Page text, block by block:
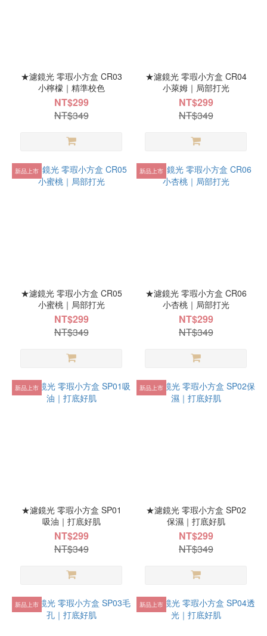
★濾鏡光 零瑕小方盒 CR03
小檸檬｜精準校色
NT$299
NT$349
★濾鏡光 零瑕小方盒 CR04
小萊姆｜局部打光
NT$299
NT$349
新品上市
★濾鏡光 零瑕小方盒 CR05
小蜜桃｜局部打光
NT$299
NT$349
新品上市
★濾鏡光 零瑕小方盒 CR06
小杏桃｜局部打光
NT$299
NT$349
新品上市
★濾鏡光 零瑕小方盒 SP01
吸油｜打底好肌
NT$299
NT$349
新品上市
★濾鏡光 零瑕小方盒 SP02
保濕｜打底好肌
NT$299
NT$349
新品上市 新品上市